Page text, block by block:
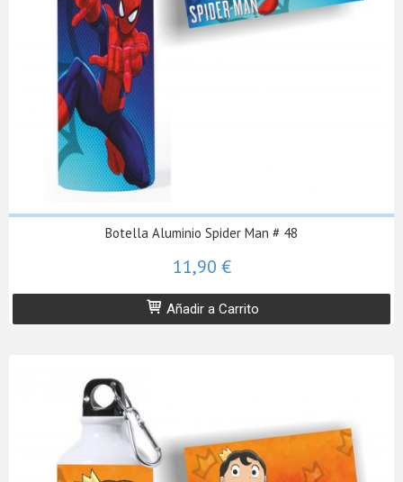
Botella Aluminio Spider Man # 48
11,90 €
Añadir a Carrito